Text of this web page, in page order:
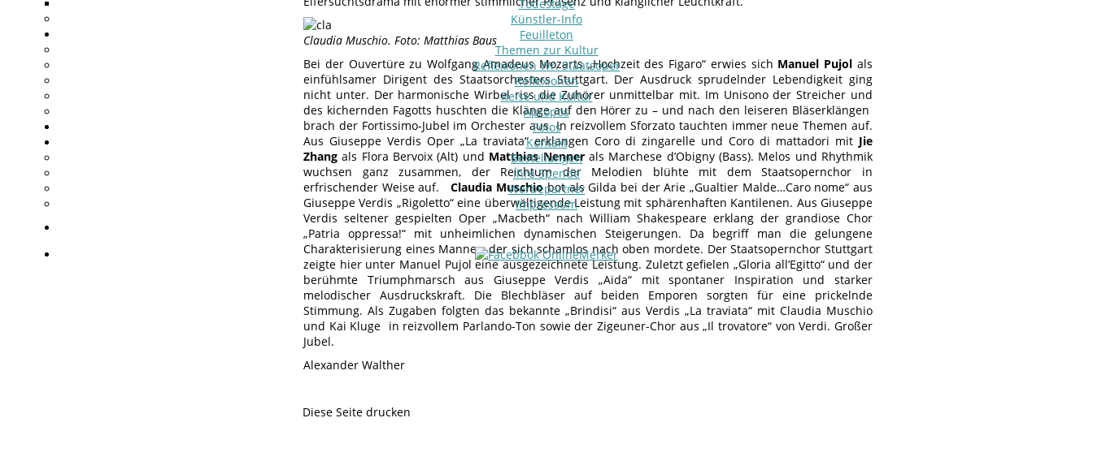
Todestage
Künstler-Info
Feuilleton
Themen zur Kultur
Reflexionen Wr. Staatsoper
Reflexionen
Reise und Kultur
Apropos
Fotos
Kontakt
Bestellungen
Ihre Spende
Werbepartner
Impressum
Claudia Muschio. Foto: Matthias Baus
Bei der Ouvertüre zu Wolfgang Amadeus Mozarts „Hochzeit des Figaro“ erwies sich Manuel Pujol als
einfühlsamer Dirigent des Staatsorchesters Stuttgart. Der Ausdruck sprudelnder Lebendigkeit ging
nicht unter. Der harmonische Wirbel riss die Zuhörer unmittelbar mit. Im Unisono der Streicher und
des kichernden Fagotts huschten die Klänge auf den Hörer zu – und nach den leiseren Bläserklängen
brach der Fortissimo-Jubel im Orchester aus. In reizvollem Sforzato tauchten immer neue Themen auf.
Aus Giuseppe Verdis Oper „La traviata“ erklangen Coro di zingarelle und Coro di mattadori mit Jie
Zhang als Flora Bervoix (Alt) und Matthias Nennerals Marchese d’Obigny (Bass). Melos und Rhythmik
wuchsen ganz zusammen, der Reichtum der Melodien blühte mit dem Staatsopernchor in
erfrischender Weise auf.Claudia Muschiobot als Gilda bei der Arie „Gualtier Malde…Caro nome“ aus
Giuseppe Verdis „Rigoletto“ eine überwältigende Leistung mit sphärenhaften Kantilenen. Aus Giuseppe
Verdis seltener gespielten Oper „Macbeth“ nach William Shakespeare erklang der grandiose Chor
„Patria oppressa!“ mit unheimlichen dynamischen Steigerungen. Da begriff man die gelungene
Charakterisierung eines Mannes, der sich schamlos nach oben mordete. Der Staatsopernchor Stuttgart
zeigte hier unter Manuel Pujol eine ausgezeichnete Leistung. Zuletzt gefielen „Gloria all’Egitto“ und der
berühmte Triumphmarsch aus Giuseppe Verdis „Aida“ mit spontaner Inspiration und starker
melodischer Ausdruckskraft. Die Blechbläser auf beiden Emporen sorgten für eine prickelnde
Stimmung. Als Zugaben folgten das bekannte „Brindisi“ aus Verdis „La traviata“ mit Claudia Muschio
und Kai Kluge in reizvollem Parlando-Ton sowie der Zigeuner-Chor aus „Il trovatore“ von Verdi. Großer
Jubel.
Alexander Walther
Diese Seite drucken